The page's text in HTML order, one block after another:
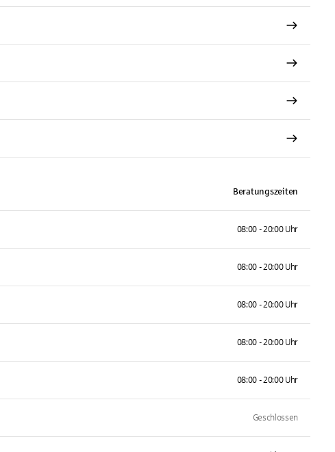
Beratungszeiten
08:00 - 20:00 Uhr
08:00 - 20:00 Uhr
08:00 - 20:00 Uhr
08:00 - 20:00 Uhr
08:00 - 20:00 Uhr
Geschlossen